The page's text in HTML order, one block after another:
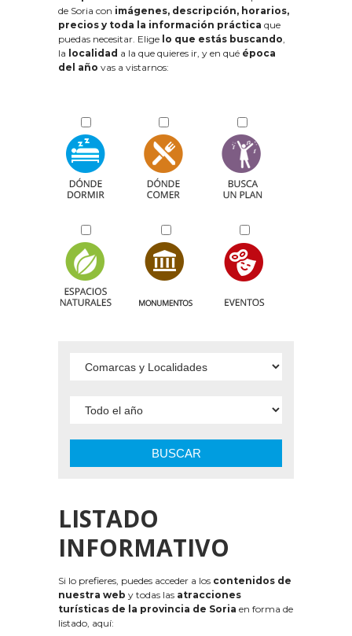
de Soria con imágenes, descripción, horarios,
precios y toda la información práctica que
puedas necesitar. Elige lo que estás buscando,
la localidad a la que quieres ir, y en qué época
del año vas a vistarnos:
BUSCAR
LISTADO
INFORMATIVO
Si lo prefieres, puedes acceder a los contenidos de
nuestra web y todas las atracciones
turísticas de la provincia de Soria en forma de
listado, aquí: